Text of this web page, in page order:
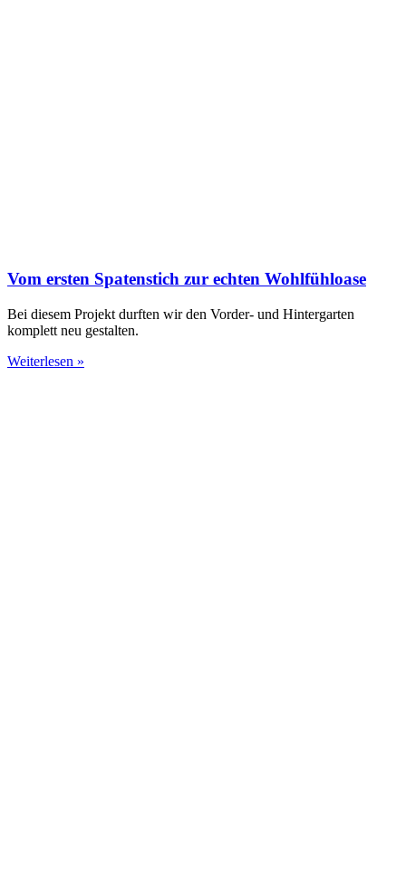
Vom ersten Spatenstich zur echten Wohlfühloase
Bei diesem Projekt durften wir den Vorder- und Hintergarten
komplett neu gestalten.
Weiterlesen »